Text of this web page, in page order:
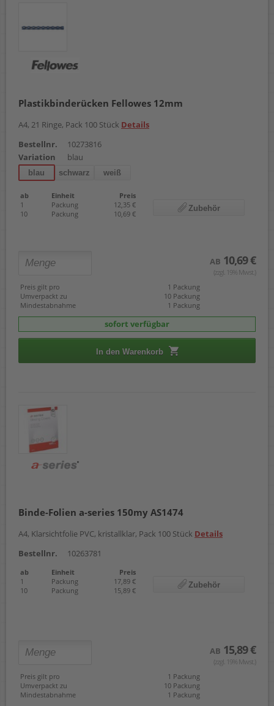
Plastikbinderücken Fellowes 12mm
A4, 21 Ringe, Pack 100 Stück Details
Bestellnr.
10273816
Variation
blau
blau schwarz weiß
ab Einheit
Preis
1
Packung
12,35 €
10
Packung 10,69 €
Zubehör
AB 10,69 €
(zzgl. 19% Mwst.)
Preis gilt pro
1 Packung
Umverpackt zu
10 Packung
Mindestabnahme
1 Packung
sofort verfügbar
In den Warenkorb
Binde-Folien a-series 150my AS1474
A4, Klarsichtfolie PVC, kristallklar, Pack 100 Stück Details
Bestellnr.
10263781
ab Einheit
Preis
1
Packung
17,89 €
10
Packung 15,89 €
Zubehör
AB 15,89 €
(zzgl. 19% Mwst.)
Preis gilt pro
1 Packung
Umverpackt zu
10 Packung
Mindestabnahme
1 Packung